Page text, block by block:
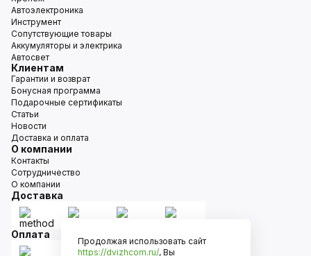
Автоэлектроника
Инструмент
Сопутствующие товары
Аккумуляторы и электрика
Автосвет
Клиентам
Гарантии и возврат
Бонусная программа
Подарочные сертификаты
Статьи
Новости
Доставка и оплата
О компании
Контакты
Сотрудничество
О компании
Доставка
Оплата
Продолжая использовать сайт
https://dvizhcom.ru/, Вы